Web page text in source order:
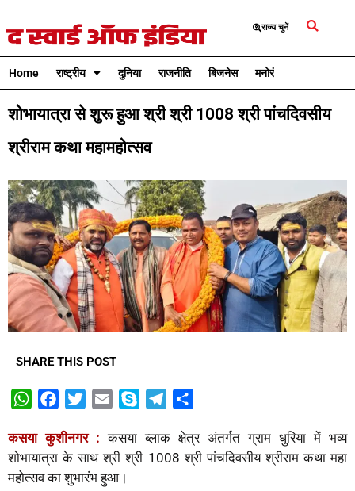
राज्य चुनें
Home राष्ट्रीय दुनिया राजनीति बिजनेस मनोरंजन
शोभायात्रा से शुरू हुआ श्री श्री 1008 श्री पांचदिवसीय
श्रीराम कथा महामहोत्सव
SHARE THIS POST
W
a
t
s
c
e
b
i
t
t
a
i
l
y
p
l
e
a
r
कसया कुशीनगर : कसया ब्लाक क्षेत्र अंतर्गत ग्राम धुरिया में भव्य
शोभायात्रा के साथ श्री श्री 1008 श्री पांचदिवसीय श्रीराम कथा महा
महोत्सव का शुभारंभ हुआ।